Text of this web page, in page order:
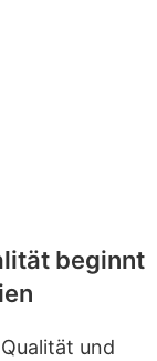
beginnt
und